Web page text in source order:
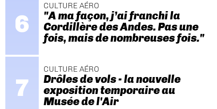
CULTURE AÉRO
"A ma façon, j’ai franchi la
Cordillère des Andes. Pas une
fois, mais de nombreuses fois."
CULTURE AÉRO
Drôles de vols - la nouvelle
exposition temporaire au
Musée de l'Air